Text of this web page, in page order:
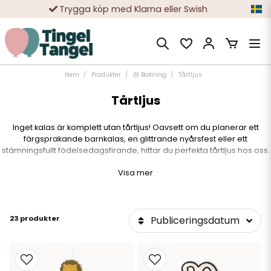
Trygga köp med Klarna eller Swish
10 000-tals nöjda kunder
Hem Produkter 🎂 Bakning Tårtljus
Tårtljus
Inget kalas är komplett utan tårtljus! Oavsett om du planerar ett
färgsprakande barnkalas, en glittrande nyårsfest eller ett
stämningsfullt födelsedagsfirande, hittar du perfekta tårtljus hos oss.
passar alla tillfällen – från klassiska sifferljus till färgglada
Hitta rätt tårtljus för ditt firande:
– Perfekta för födelsedagar, jubileum
Glittrande fontänljus
– För extra wow-effekt
Visa mer
23 produkter Publiceringsdatum